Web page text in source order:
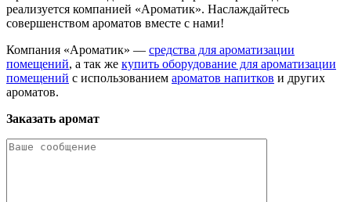
реализуется компанией «Ароматик». Наслаждайтесь
совершенством ароматов вместе с нами!
Компания «Ароматик» — средства для ароматизации
помещений, а так же купить оборудование для ароматизации
помещений с использованием ароматов напитков и других
ароматов.
Заказать аромат